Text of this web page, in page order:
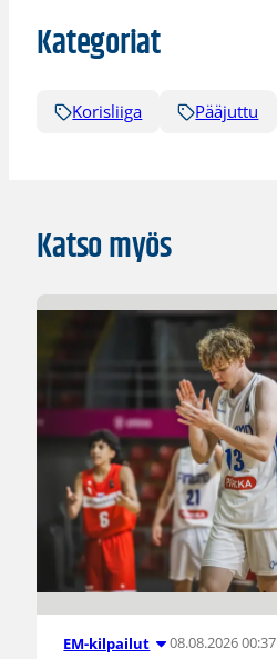
Kategoriat
Korisliiga Pääjuttu
Katso myös
EM-kilpailut 08.08.2026 00:37